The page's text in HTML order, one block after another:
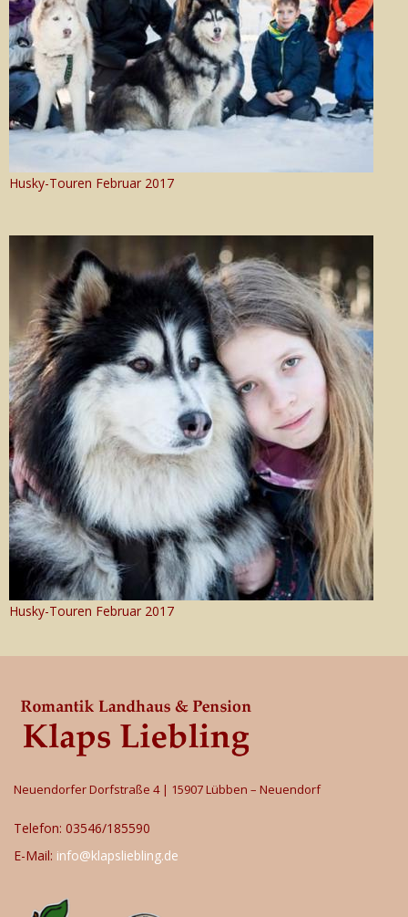
Husky-Touren Februar 2017
Husky-Touren Februar 2017
Neuendorfer Dorfstraße 4 | 15907 Lübben – Neuendorf
Telefon: 03546/185590
E-Mail: info@klapsliebling.de